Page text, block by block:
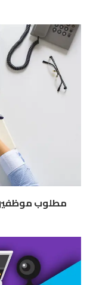
مطلوب موظفين